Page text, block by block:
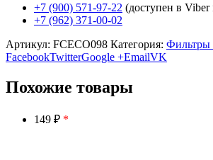
+7 (900) 571-97-22 (доступен в Viber
+7 (962) 371-00-02
Артикул: FCECO098 Категория: Фильтры
FacebookTwitterGoogle +EmailVK
Похожие товары
149 ₽ *